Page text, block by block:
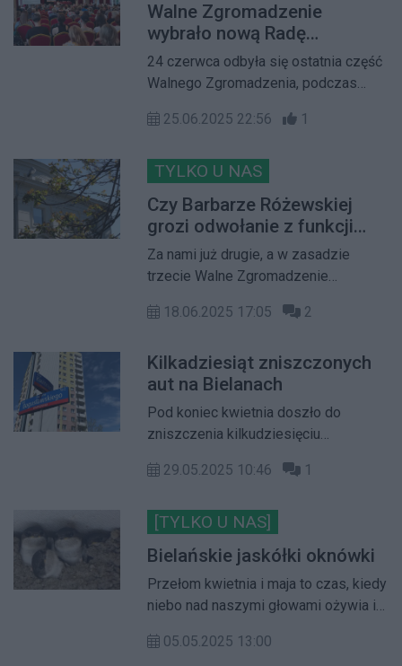
oferty uczelni
Walne Zgromadzenie
wybrało nową Radę
Nadzorczą. Barbara
Różewska odwołana z
funkcji prezesa WSM
24 czerwca odbyła się ostatnia część
Walnego Zgromadzenia, podczas
osiedli zdecydowali o dalszych
Nadzorczą i odwołano Barbarę
25.06.2025 22:56 1
TYLKO U NAS
Czy Barbarze Różewskiej
grozi odwołanie z funkcji
prezeski WSM?
Za nami już drugie, a w zasadzie
trzecie Walne Zgromadzenie
Mieszkaniowej w tym miesiącu. W
odbędzie się ostatnia część Walnego,
podczas której poznamy nowy skład
Rady Nadzorczej WSM, a także
dowiemy się czy Barbara Różewska
18.06.2025 17:05 2
Kilkadziesiąt zniszczonych
aut na Bielanach
Pod koniec kwietnia doszło do
zniszczenia kilkudziesięciu
nieznanego wandala. Tego typu
jak służby i władze dzielnicy starają
terenie?
29.05.2025 10:46 1
[TYLKO U NAS]
Bielańskie jaskółki oknówki
Przełom kwietnia i maja to czas, kiedy
niebo nad naszymi głowami ożywia i
powracających z afrykańskich
05.05.2025 13:00